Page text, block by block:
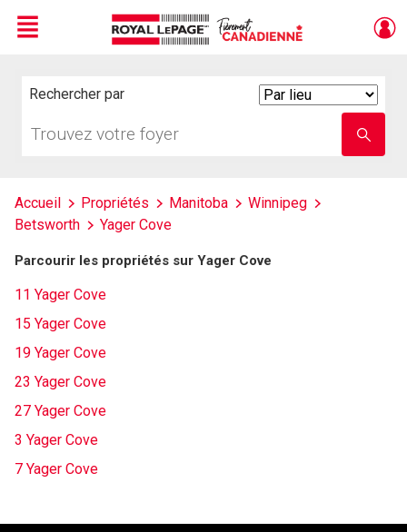
Menu
Rechercher par
votre
nom
Accueil Propriétés Manitoba
Winnipeg
Betsworth
Yager Cove
Parcourir les propriétés sur Yager Cove
11 Yager Cove
15 Yager Cove
19 Yager Cove
23 Yager Cove
27 Yager Cove
3 Yager Cove
7 Yager Cove